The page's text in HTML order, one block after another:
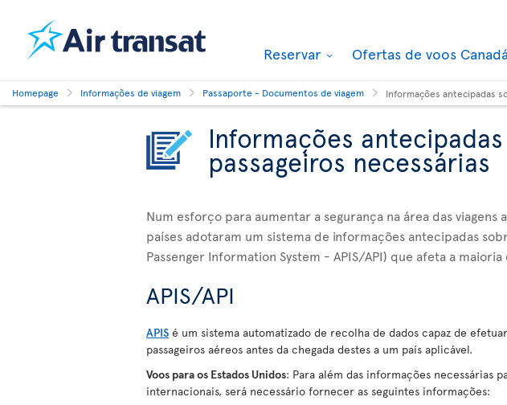
Reservar Ofertas de voos
Homepage Informações de viagem Passaporte - Documentos de viagem Informações antecipadas
Informações
passageiros necessárias
Num esforço para aumentar a segurança na área das viagens
países adotaram um sistema de informações antecipadas
Passenger Information System - APIS/API) que afeta a
APIS/API
APIS é um sistema automatizado de recolha de dados capaz de
passageiros aéreos antes da chegada destes a um país aplicável.
Voos para os Estados Unidos: Para além das informações necessárias
internacionais, será necessário fornecer as seguintes informações: